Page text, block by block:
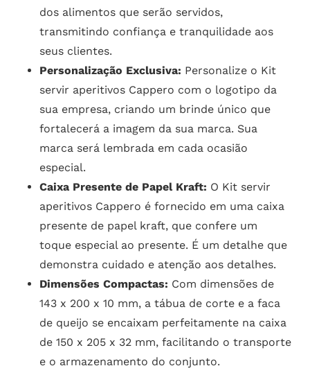
dos alimentos que serão servidos,
transmitindo confiança e tranquilidade aos
seus clientes.
Personalização Exclusiva: Personalize o Kit
servir aperitivos Cappero com o logotipo da
sua empresa, criando um brinde único que
fortalecerá a imagem da sua marca. Sua
marca será lembrada em cada ocasião
especial.
Caixa Presente de Papel Kraft: O Kit servir
aperitivos Cappero é fornecido em uma caixa
presente de papel kraft, que confere um
toque especial ao presente. É um detalhe que
demonstra cuidado e atenção aos detalhes.
Dimensões Compactas: Com dimensões de
143 x 200 x 10 mm, a tábua de corte e a faca
de queijo se encaixam perfeitamente na caixa
de 150 x 205 x 32 mm, facilitando o transporte
e o armazenamento do conjunto.